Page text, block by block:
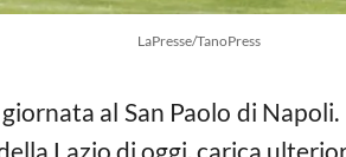
LaPresse/TanoPress
al San Paolo di
Lazio di oggi, carica